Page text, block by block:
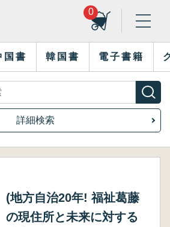
0
国書 韓国書 電子書籍
詳細検索
(地方自治20年! 福祉葛藤
の現住所と未来に対する